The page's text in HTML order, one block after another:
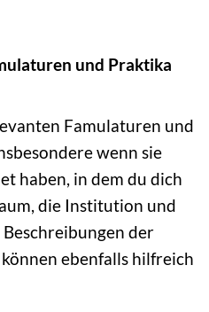
und Praktika
Famulaturen und
wenn sie
haben, in dem du dich
die Institution und
der
ebenfalls hilfreich